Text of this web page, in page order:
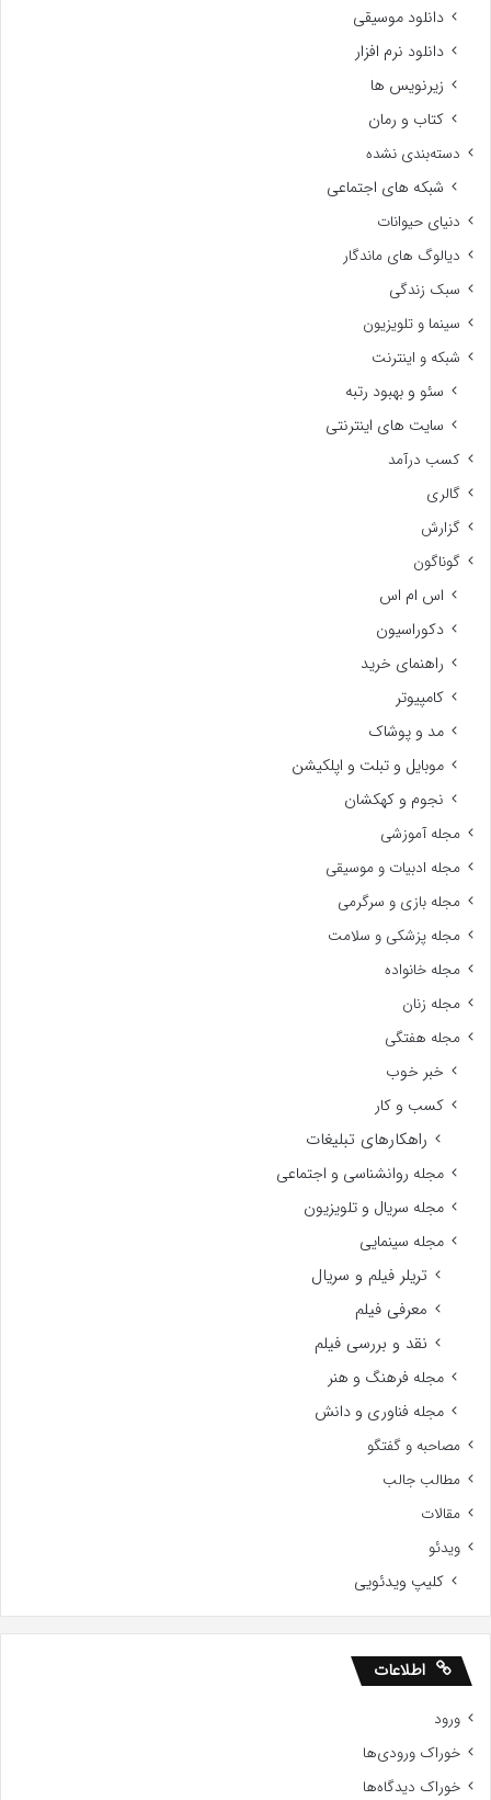
دانلود موسیقی
دانلود نرم افزار
زیرنویس ها
کتاب و رمان
دسته‌بندی نشده
شبکه های اجتماعی
دنیای حیوانات
دیالوگ های ماندگار
سبک زندگی
سینما و تلویزیون
شبکه و اینترنت
سئو و بهبود رتبه
سایت های اینترنتی
کسب درآمد
گالری
گزارش
گوناگون
اس ام اس
دکوراسیون
راهنمای خرید
کامپیوتر
مد و پوشاک
موبایل و تبلت و اپلکیشن
نجوم و کهکشان
مجله آموزشی
مجله ادبیات و موسیقی
مجله بازی و سرگرمی
مجله پزشکی و سلامت
مجله خانواده
مجله زنان
مجله هفتگی
خبر خوب
کسب و کار
راهکارهای تبلیغات
مجله روانشناسی و اجتماعی
مجله سریال و تلویزیون
مجله سینمایی
تریلر فیلم و سریال
معرفی فیلم
نقد و بررسی فیلم
مجله فرهنگ و هنر
مجله فناوری و دانش
مصاحبه و گفتگو
مطالب جالب
مقالات
ویدئو
کلیپ ویدئویی
اطلاعات
ورود
خوراک ورودی‌ها
خوراک دیدگاه‌ها